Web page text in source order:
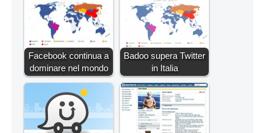
Facebook continua a
dominare nel mondo
Badoo supera Twitter
in Italia